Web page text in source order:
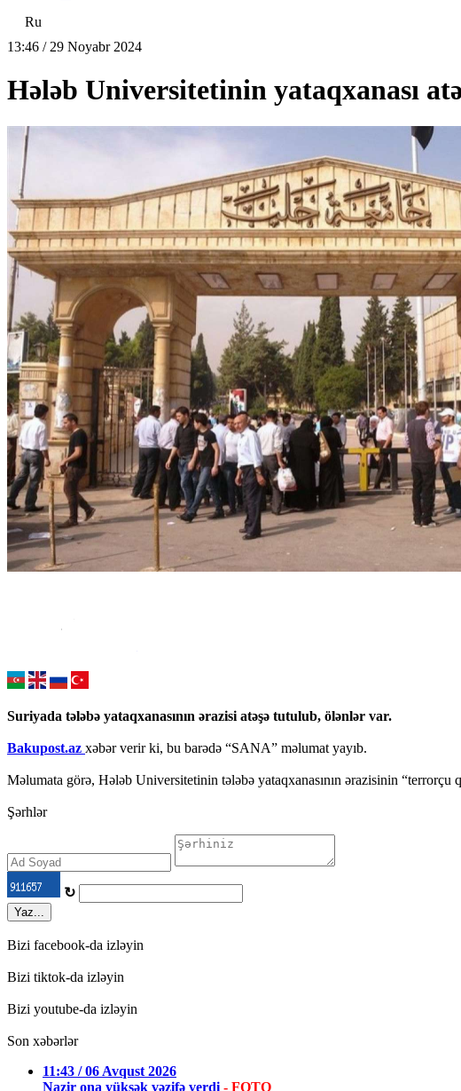
Ru
13:46 / 29 Noyabr 2024
Hələb Universitetinin yataqxanası
Suriyada tələbə yataqxanasının ərazisi atəşə tutulub, ölənlər var.
Bakupost.az xəbər verir ki, bu barədə “SANA” məlumat yayıb.
Məlumata görə, Hələb Universitetinin tələbə yataqxanasının ərazisinin
Şərhlər
↻
Yaz...
Bizi facebook-da izləyin
Bizi tiktok-da izləyin
Bizi youtube-da izləyin
Son xəbərlər
11:43 / 06 Avqust 2026
Nazir ona yüksək vəzifə verdi - FOTO